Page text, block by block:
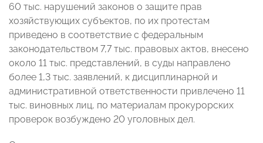
60 тыс. нарушений законов о защите прав
хозяйствующих субъектов, по их протестам
приведено в соответствие с федеральным
законодательством 7,7 тыс. правовых актов, внесено
около 11 тыс. представлений, в суды направлено
более 1,3 тыс. заявлений, к дисциплинарной и
административной ответственности привлечено 11
тыс. виновных лиц, по материалам прокурорских
проверок возбуждено 20 уголовных дел.